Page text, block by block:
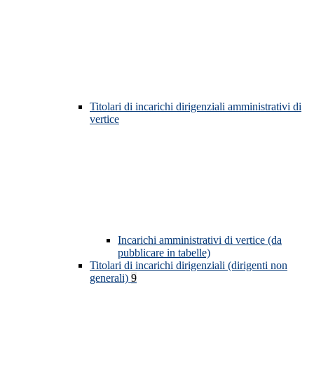
Titolari di incarichi dirigenziali amministrativi di
vertice
Incarichi amministrativi di vertice (da
pubblicare in tabelle)
Titolari di incarichi dirigenziali (dirigenti non
generali) 9